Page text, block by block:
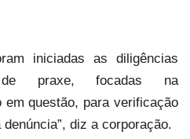
iniciadas as diligências
de praxe, focadas na
questão, para verificação
diz a corporação.